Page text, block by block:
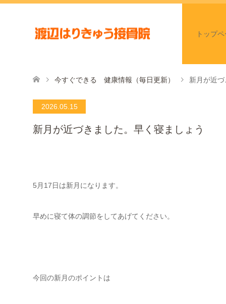
トップ
今すぐできる 健康情報（毎日更新） 新月が近
2026.05.15
新月が近づきました。早く寝ましょう
5月17日は新月になります。
早めに寝て体の調節をしてあげてください。
今回の新月のポイントは